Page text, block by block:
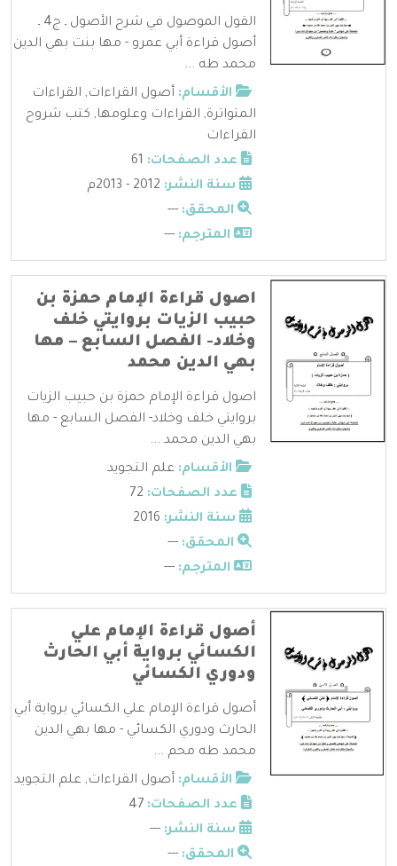
القول الموصول في شرح الأصول ـ ج4 ـ
أصول قراءة أبي عمرو - مها بنت بهي الدين
محمد طه ...
الأقسام: أصول القراءات, القراءات
المتواترة, القراءات وعلومها, كتب شروح
القراءات
عدد الصفحات:
سنة النشر:
المحقق: ---
المترجم: ---
اصول قراءة الإمام حمزة بن
حبيب الزيات بروايتي خلف
وخلاد- الفصل السابع – مها
بهي الدين محمد
اصول قراءة الإمام حمزة بن حبيب الزيات
بروايتي خلف وخلاد- الفصل السابع - مها
بهي الدين محمد ...
الأقسام: علم التجويد
عدد الصفحات:
سنة النشر:
المحقق: ---
المترجم: ---
أصول قراءة الإمام علي
الكسائي برواية أبي الحارث
ودوري الكسائي
أصول قراءة الإمام علي الكسائي برواية أبي
الحارث ودوري الكسائي - مها بهي الدين
محمد طه محم ...
الأقسام: أصول القراءات, علم التجويد
عدد الصفحات:
سنة النشر: ---
المحقق: ---